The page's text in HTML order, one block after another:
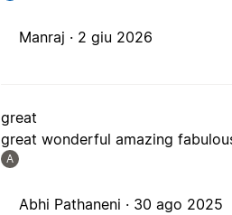
Manraj · 2 giu 2026
great
great wonderful amazing
A
Abhi Pathaneni · 30 ago 2025